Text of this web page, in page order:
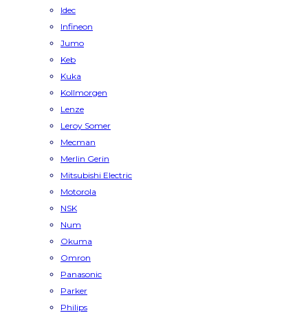
Idec
Infineon
Jumo
Keb
Kuka
Kollmorgen
Lenze
Leroy Somer
Mecman
Merlin Gerin
Mitsubishi Electric
Motorola
NSK
Num
Okuma
Omron
Panasonic
Parker
Philips